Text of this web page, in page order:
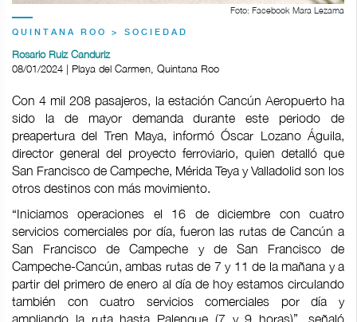
Foto: Facebook Mara Lezama
QUINTANA ROO > SOCIEDAD
Rosario Ruiz Canduriz
08/01/2024 | Playa del Carmen, Quintana Roo
Con 4 mil 208 pasajeros, la estación Cancún Aeropuerto ha
sido la de mayor demanda durante este periodo de
preapertura del Tren Maya, informó Óscar Lozano Águila,
director general del proyecto ferroviario, quien detalló que
San Francisco de Campeche, Mérida Teya y Valladolid son los
otros destinos con más movimiento.
“Iniciamos operaciones el 16 de diciembre con cuatro
servicios comerciales por día, fueron las rutas de Cancún a
San Francisco de Campeche y de San Francisco de
Campeche-Cancún, ambas rutas de 7 y 11 de la mañana y a
partir del primero de enero al día de hoy estamos circulando
también con cuatro servicios comerciales por día y
ampliando la ruta hasta Palenque (7 y 9 horas)”, señaló